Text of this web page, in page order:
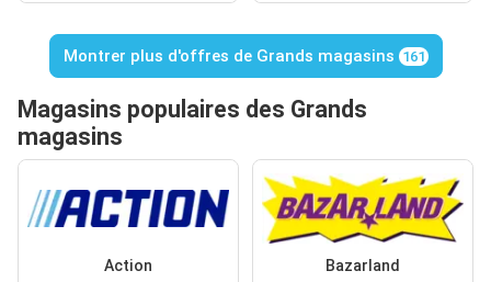
Montrer plus d'offres de Grands magasins 161
Magasins populaires des Grands
magasins
Action Bazarland